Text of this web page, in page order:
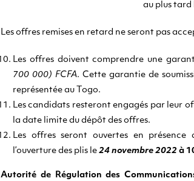
au plus tard
Les offres remises en retard ne seront pas
Les offres doivent comprendre une
700 000) FCFA. Cette garantie de
représentée au Togo.
Les candidats resteront engagés par leur
la date limite du dépôt des offres.
Les offres seront ouvertes en présence
l’ouverture des plis le 24 novembre 2022 à
Autorité de Régulation des